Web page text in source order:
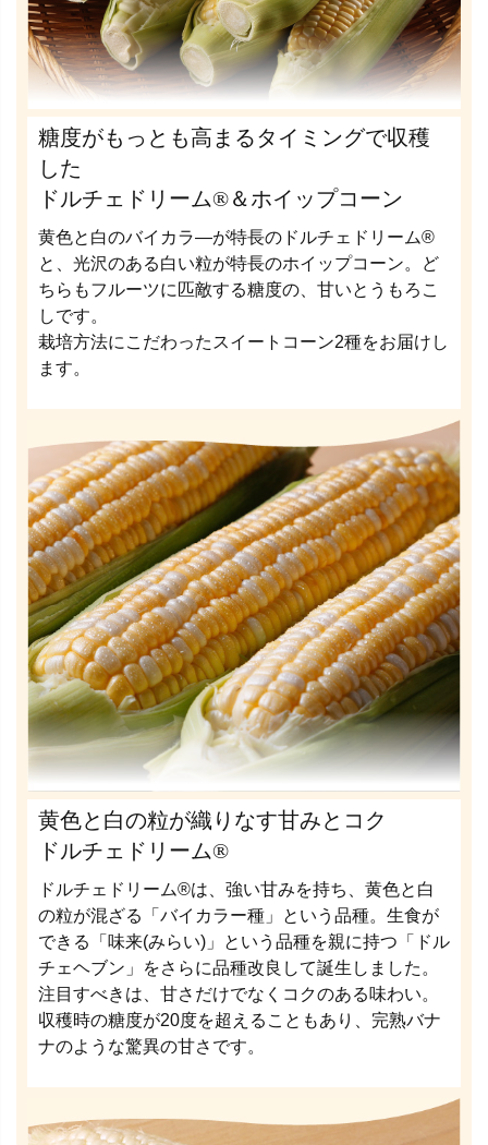
糖度がもっとも高まるタイミングで収穫
した
ドルチェドリーム®＆ホイップコーン
黄色と白のバイカラ―が特長のドルチェドリーム®
と、光沢のある白い粒が特長のホイップコーン。ど
ちらもフルーツに匹敵する糖度の、甘いとうもろこ
しです。
栽培方法にこだわったスイートコーン2種をお届けし
ます。
黄色と白の粒が織りなす甘みとコク
ドルチェドリーム®
ドルチェドリーム®は、強い甘みを持ち、黄色と白
の粒が混ざる「バイカラー種」という品種。生食が
できる「味来(みらい)」という品種を親に持つ「ドル
チェヘブン」をさらに品種改良して誕生しました。
注目すべきは、甘さだけでなくコクのある味わい。
収穫時の糖度が20度を超えることもあり、完熟バナ
ナのような驚異の甘さです。